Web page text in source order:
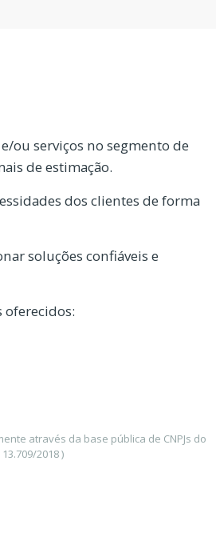
ou serviços no segmento de
de estimação.
dos clientes de forma
soluções confiáveis e
oferecidos:
através da base pública de CNPJs do
2018 )